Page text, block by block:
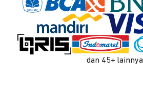
dan 45+ lainnya